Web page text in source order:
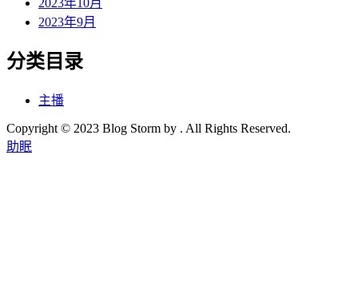
2023年9月
分类目录
主播
Copyright © 2023 Blog Storm by . All Rights Reserved.
助眠